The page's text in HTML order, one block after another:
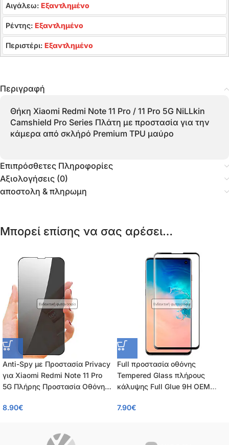
Αιγάλεω: Εξαντλημένο
Ρέντης: Εξαντλημένο
Περιστέρι: Εξαντλημένο
Περιγραφή
Θήκη Xiaomi Redmi Note 11 Pro / 11 Pro 5G NiLLkin
Camshield Pro Series Πλάτη με προστασία για την
κάμερα από σκλήρό Premium TPU μαύρο
Επιπρόσθετες Πληροφορίες
Αξιολογήσεις (0)
αποστολη & πληρωμη
Μπορεί επίσης να σας αρέσει…
Ενδεικτική φωτογραφία
Anti-Spy με Προστασία Privacy
για Xiaomi Redmi Note 11 Pro
5G Πλήρης Προστασία Οθόνης
100%, OEM, 0.26mm
8.90€
Ενδεικτική φωτογραφία
Full προστασία οθόνης
Tempered Glass πλήρους
κάλυψης Full Glue 9H OEM
11 Pro / 11 Pro 5G / 12 Pro 4G
7.90€